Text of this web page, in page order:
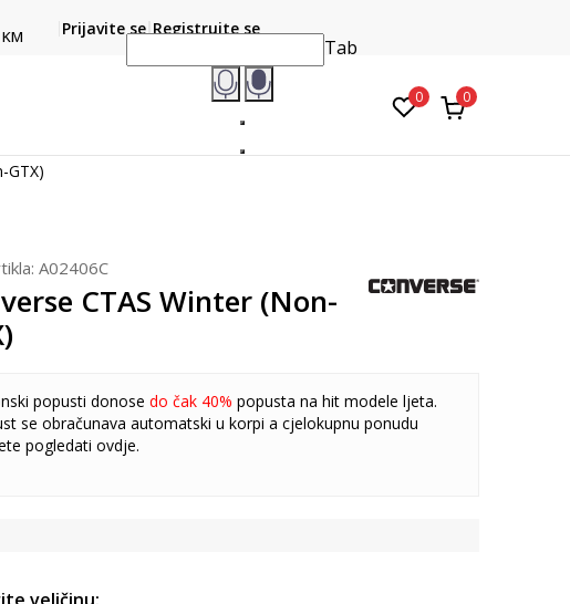
Platite karticom online i preuzmite u prodavnici po vašem
Prijavite se Registrujte se
Tab
0 0
GTX)
A02406C
CTAS Winter (Non-
popusti donose do čak 40% popusta na hit modele ljeta.
se obračunava automatski u korpi a cjelokupnu ponudu
pogledati ovdje.